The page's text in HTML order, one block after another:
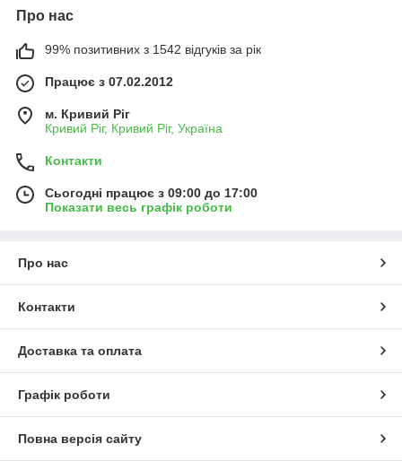
Про нас
99% позитивних з 1542 відгуків за рік
Працює з 07.02.2012
м. Кривий Ріг
Кривий Ріг, Кривий Ріг, Україна
Контакти
Сьогодні працює з 09:00 до 17:00
Показати весь графік роботи
Про нас
Контакти
Доставка та оплата
Графік роботи
Повна версія сайту